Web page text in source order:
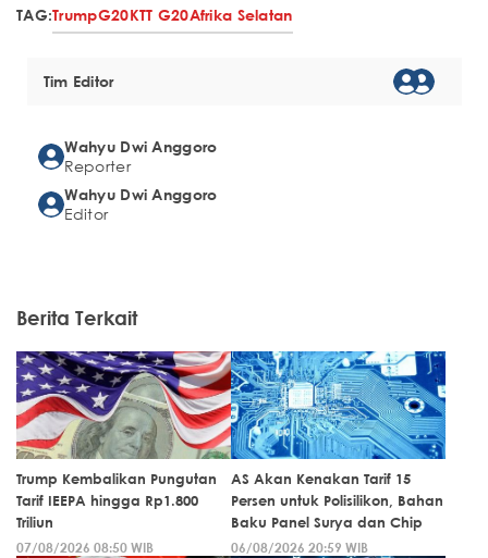
TAG:TrumpG20KTT G20Afrika Selatan
Tim Editor
Wahyu Dwi Anggoro
Reporter
Wahyu Dwi Anggoro
Editor
Berita Terkait
Trump Kembalikan Pungutan
Tarif IEEPA hingga Rp1.800
Triliun
07/08/2026 08:50 WIB
AS Akan Kenakan Tarif 15
Persen untuk Polisilikon, Bahan
Baku Panel Surya dan Chip
06/08/2026 20:59 WIB